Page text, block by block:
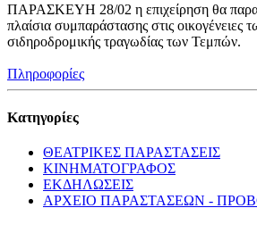
ΠΑΡΑΣΚΕΥΗ 28/02 η επιχείρηση θα
πλαίσια συμπαράστασης στις οικογένειες
σιδηροδρομικής τραγωδίας των Τεμπών.
Πληροφορίες
Κατηγορίες
ΘΕΑΤΡΙΚΕΣ ΠΑΡΑΣΤΑΣΕΙΣ
ΚΙΝΗΜΑΤΟΓΡΑΦΟΣ
ΕΚΔΗΛΩΣΕΙΣ
ΑΡΧΕΙΟ ΠΑΡΑΣΤΑΣΕΩΝ -